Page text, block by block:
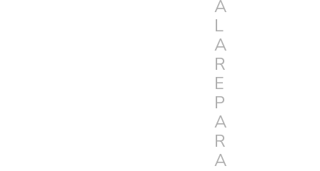
A
L
A
R
E
P
A
R
A